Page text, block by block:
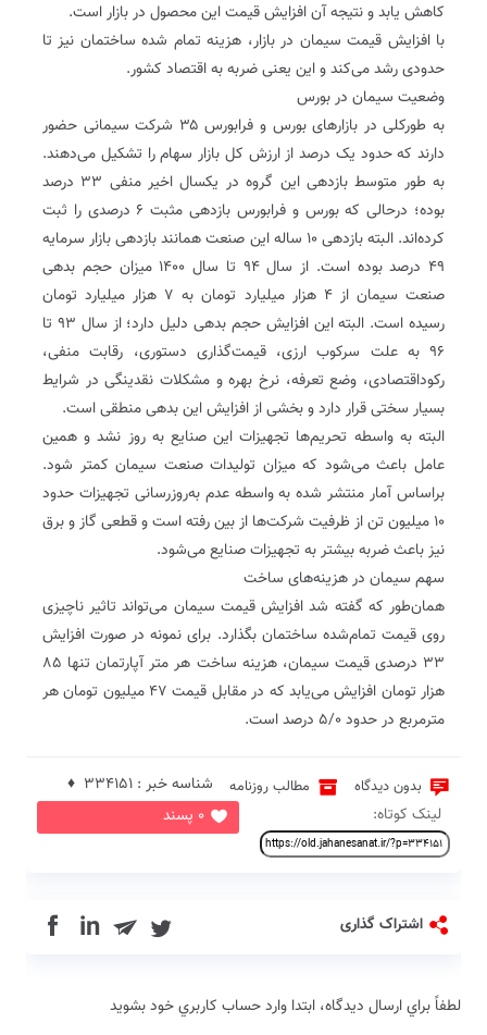
کاهش یابد و نتیجه آن افزایش قیمت این محصول در بازار است.
با افزایش قیمت سیمان در بازار، هزینه تمام شده ساختمان نیز تا
حدودی رشد می‌کند و این یعنی ضربه به اقتصاد کشور.
وضعیت سیمان در بورس
به طورکلی در بازارهای بورس و فرابورس ۳۵ شرکت سیمانی حضور
دارند که حدود یک درصد از ارزش کل بازار سهام را تشکیل می‌دهند.
به طور متوسط بازدهی این گروه در یکسال اخیر منفی ۳۳ درصد
بوده؛ درحالی که بورس و فرابورس بازدهی مثبت ۶ درصدی را ثبت
کرده‌اند. البته بازدهی ۱۰ ساله این صنعت همانند بازدهی بازار سرمایه
۴۹ درصد بوده است. از سال ۹۴ تا سال ۱۴۰۰ میزان حجم بدهی
صنعت سیمان از ۴ هزار میلیارد تومان به ۷ هزار میلیارد تومان
رسیده است. البته این افزایش حجم بدهی دلیل دارد؛ از سال ۹۳ تا
۹۶ به علت سرکوب ارزی، قیمت‌گذاری دستوری، رقابت منفی،
رکوداقتصادی، وضع تعرفه، نرخ بهره و مشکلات نقدینگی در شرایط
بسیار سختی قرار دارد و بخشی از افزایش این بدهی منطقی است.
البته به واسطه تحریم‌ها تجهیزات این صنایع به روز نشد و همین
عامل باعث می‌شود که میزان تولیدات صنعت سیمان کمتر شود.
براساس آمار منتشر شده به واسطه عدم به‌روزرسانی تجهیزات حدود
۱۰ میلیون تن از ظرفیت شرکت‌ها از بین رفته است و قطعی گاز و برق
نیز باعث ضربه بیشتر به تجهیزات صنایع می‌شود.
سهم سیمان در هزینه‌های ساخت
همان‌طور که گفته شد افزایش قیمت سیمان می‌تواند تاثیر ناچیزی
روی قیمت تمام‌شده ساختمان بگذارد. برای نمونه در صورت افزایش
۳۳ درصدی قیمت سیمان، هزینه ساخت هر متر آپارتمان تنها ۸۵
هزار تومان افزایش می‌یابد که در مقابل قیمت ۴۷ میلیون تومان هر
مترمربع در حدود ۵/۰ درصد است.
بدون دیدگاه مطالب روزنامه
0 پسند
شناسه خبر : 334151 ♦
لینک کوتاه:
اشتراک گذاری in
لطفاً براي ارسال دیدگاه، ابتدا وارد حساب كاربري خود بشويد